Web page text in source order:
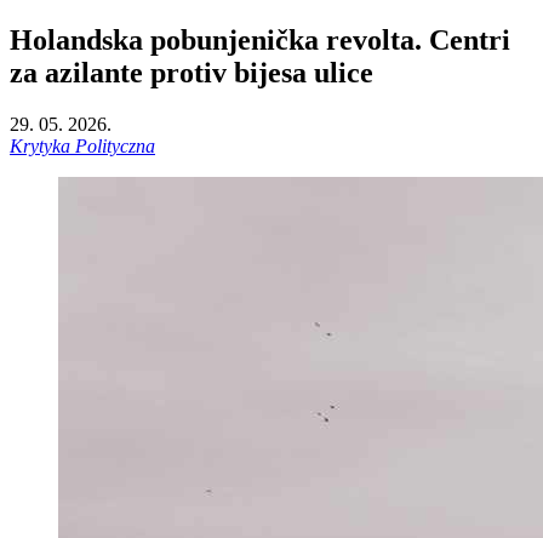
Holandska pobunjenička revolta. Centri
za azilante protiv bijesa ulice
29. 05. 2026.
Krytyka Polityczna